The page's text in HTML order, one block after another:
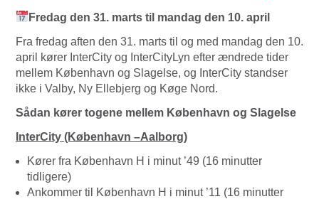
Fredag den 31. marts til mandag den 10. april
Fra fredag aften den 31. marts til og med mandag den 10.
april kører InterCity og InterCityLyn efter ændrede tider
mellem København og Slagelse, og InterCity standser
ikke i Valby, Ny Ellebjerg og Køge Nord.
Sådan kører togene mellem København og Slagelse
InterCity (København –Aalborg)
Kører fra København H i minut ’49 (16 minutter
tidligere)
Ankommer til København H i minut ’11 (16 minutter